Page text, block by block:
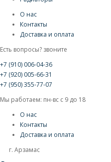
О нас
Контакты
Доставка и оплата
Есть вопросы? звоните
+7 (910) 006-04-36
+7 (920) 005-66-31
+7 (950) 355-77-07
Мы работаем: пн-вс с 9 до 18
О нас
Контакты
Доставка и оплата
г. Арзамас